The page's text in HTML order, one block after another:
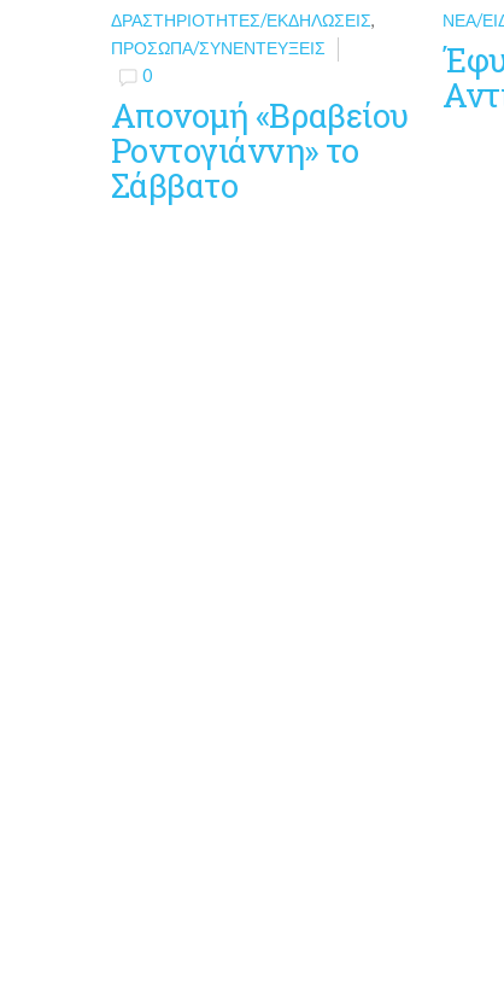
ΔΡΑΣΤΗΡΙΌΤΗΤΕΣ/ΕΚΔΗΛΏΣΕΙΣ,
ΠΡΌΣΩΠΑ/ΣΥΝΕΝΤΕΎΞΕΙΣ
0
Απονομή «Βραβείου
Ροντογιάννη» το
Σάββατο
ΝΈΑ/